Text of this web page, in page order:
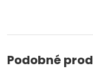
Podobné